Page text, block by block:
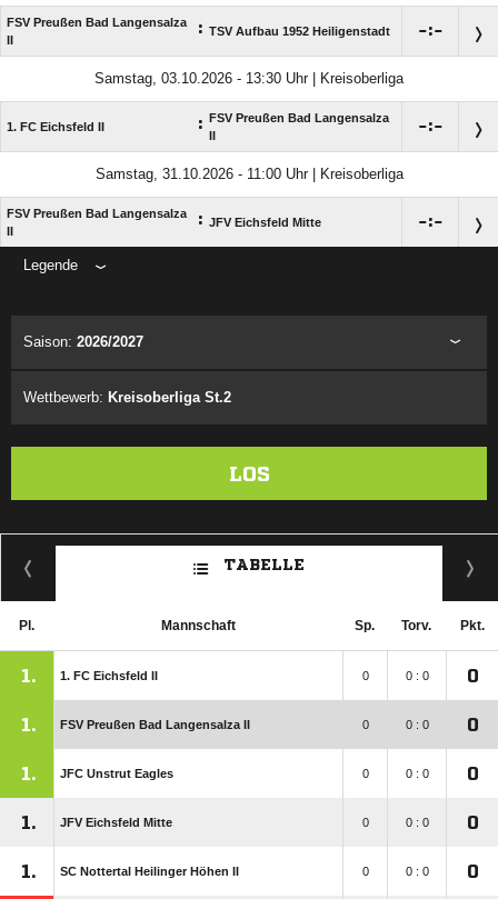
FSV Preußen Bad Langensalza
: TSV Aufbau 1952 Heiligenstadt :
Samstag, 03.10.2026 - 13:30 Uhr | Kreisoberliga
1. FC Eichsfeld II :
FSV Preußen Bad Langensalza
:
Samstag, 31.10.2026 - 11:00 Uhr | Kreisoberliga
FSV Preußen Bad Langensalza
: JFV Eichsfeld Mitte :
Legende
Saison: 2026/2027
Wettbewerb: Kreisoberliga St.2
LOS
TABELLE
Pl. Mannschaft Sp. Torv. Pkt.
1. 1. FC Eichsfeld II 0 0 : 0 0
1. FSV Preußen Bad Langensalza II 0 0 : 0 0
1. JFC Unstrut Eagles 0 0 : 0 0
1. JFV Eichsfeld Mitte 0 0 : 0 0
1. SC Nottertal Heilinger Höhen II 0 0 : 0 0